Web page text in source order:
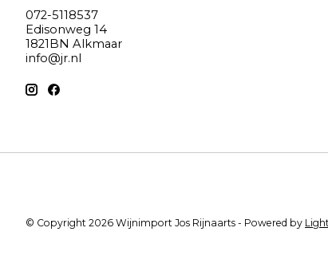
072-5118537
Edisonweg 14
1821BN Alkmaar
info@jr.nl
© Copyright 2026 Wijnimport Jos Rijnaarts - Powered by